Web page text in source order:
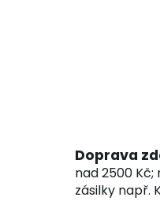
Doprava
nad 2500
zásilky např.